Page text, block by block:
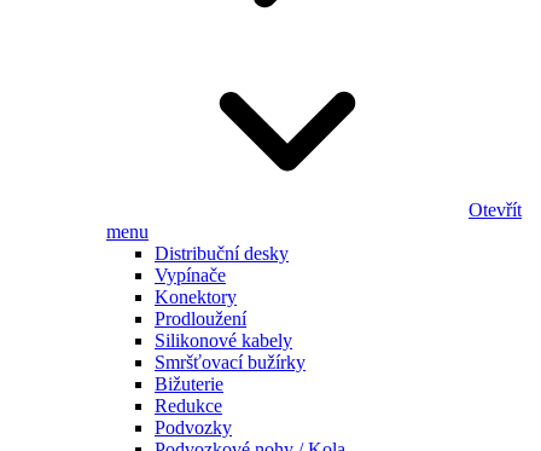
Otevřít
menu
Distribuční desky
Vypínače
Konektory
Prodloužení
Silikonové kabely
Smršťovací bužírky
Bižuterie
Redukce
Podvozky